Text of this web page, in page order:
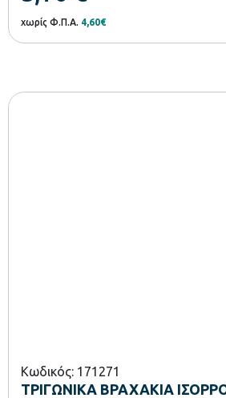
χωρίς Φ.Π.Α. 4,60€
Κωδικός: 171271
ΤΡΙΓΩΝΙΚΑ ΒΡΑΧΑΚΙΑ